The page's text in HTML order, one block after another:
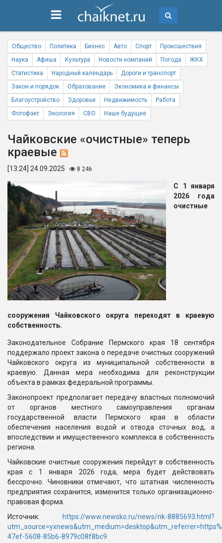
Общество Политика Бизнес Авто Спорт
Происшествия
Наука
Афиша Культура Новости компаний Погода
ЖКХ
Статистика
Народный календарь
Дороги и транспорт
Закон и порядок
Образование
Экономика и финансы
Благоустройство
Здоровье Недвижимость
Работа
Фотофакт
Экология СВО Наше будущее
Чайковские «очистные» теперь
краевые
[13:24] 24.09.2025 8 246
С 1 января
2026 года
очистные
сооружения Чайковского округа переходят в краевую
собственность.
Законодательное Собрание Пермского края 18 сентября
поддержало проект закона о передаче очистных сооружений
Чайковского округа из муниципальной собственности в
краевую. Данная мера необходима для реконструкции
объекта в рамках федеральной программы.
Законопроект предполагает передачу властных полномочий
от органов местного самоуправления органам
государственной власти Пермского края в области
обеспечения населения водой и отвода сточных вод, а
впоследствии и имущественного комплекса в собственность
региона.
Чайковские очистные сооружения перейдут в собственность
края с 1 января 2026 года, мера будет действовать
бессрочно. Чиновники отмечают, что штатная численность
предприятия сохранится, изменится только организационно-
правовая форма.
Источник:
https://www.newsko.ru/news/nk-8885693.html?
47ef-5608-85b6-8979c08f8bc9